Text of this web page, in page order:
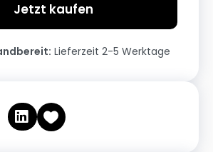
Jetzt kaufen
Lieferzeit 2-5 Werktage